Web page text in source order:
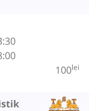
100lei